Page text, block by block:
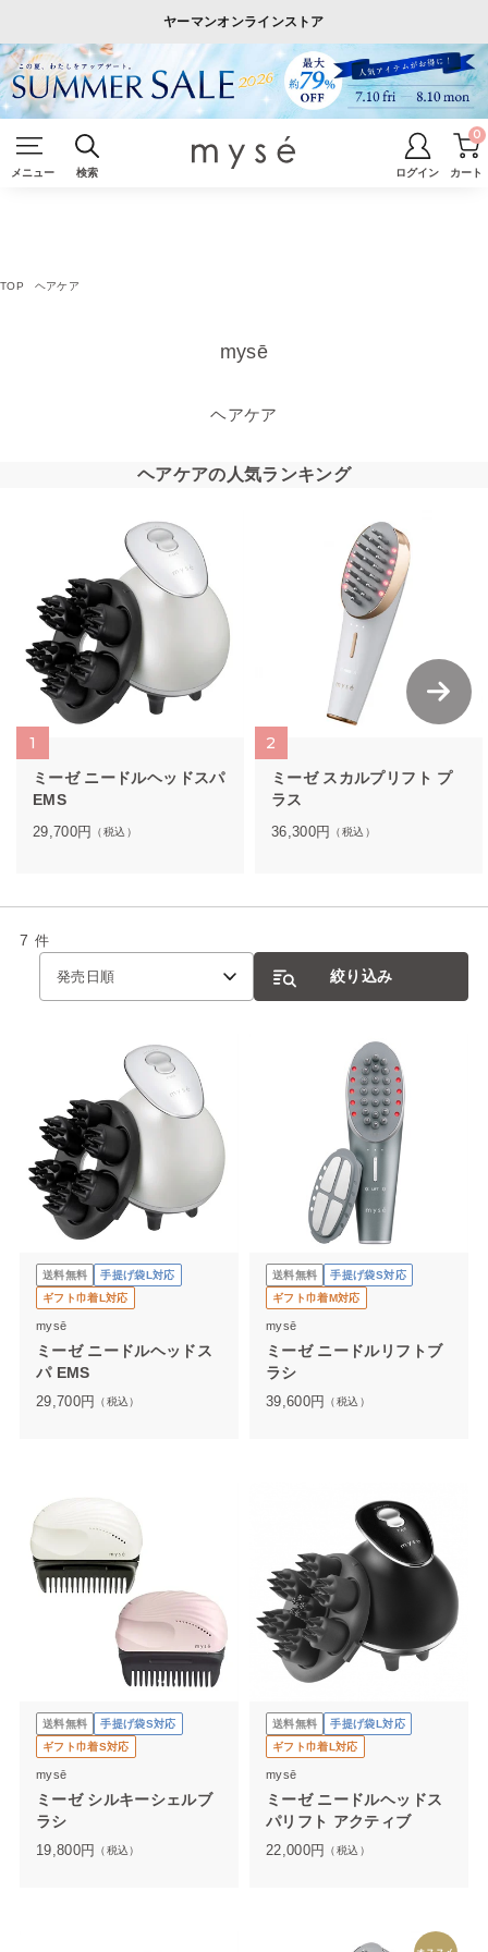
ヤーマンオンラインストア
メニュー 検索 ログイン カート
0
TOP ヘアケア
mysē
ヘアケア
ヘアケアの人気ランキング
1
ミーゼ ニードルヘッドスパ
EMS
29,700円 （税込）
2
ミーゼ スカルプリフト プ
ラス
36,300円 （税込）
7 件
発売日順 絞り込み
送料無料
手提げ袋L対応
ギフト巾着L対応
mysē
ミーゼ ニードルヘッドス
パ EMS
29,700円 （税込）
送料無料
手提げ袋S対応
ギフト巾着M対応
mysē
ミーゼ ニードルリフトブ
ラシ
39,600円 （税込）
送料無料
手提げ袋S対応
ギフト巾着S対応
mysē
ミーゼ シルキーシェルブ
ラシ
19,800円 （税込）
送料無料
手提げ袋L対応
ギフト巾着L対応
mysē
ミーゼ ニードルヘッドス
パリフト アクティブ
22,000円 （税込）